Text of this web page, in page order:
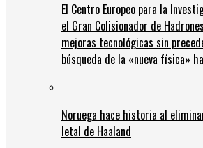
El Centro Europeo para la
el Gran Colisionador de
mejoras tecnológicas sin
búsqueda de la «nueva física»
Noruega hace historia al
letal de Haaland